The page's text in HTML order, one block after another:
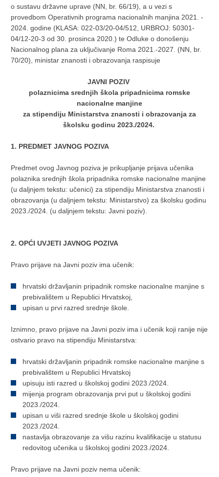
o sustavu državne uprave (NN, br. 66/19), a u vezi s
provedbom Operativnih programa nacionalnih manjina 2021. -
2024. godine (KLASA: 022-03/20-04/512, URBROJ: 50301-
04/12-20-3 od 30. prosinca 2020.) te Odluke o donošenju
Nacionalnog plana za uključivanje Roma 2021.-2027. (NN, br.
70/20), ministar znanosti i obrazovanja raspisuje
JAVNI POZIV
polaznicima srednjih škola pripadnicima romske
nacionalne manjine
za stipendiju Ministarstva znanosti i obrazovanja za
školsku godinu 2023./2024.
1. PREDMET JAVNOG POZIVA
Predmet ovog Javnog poziva je prikupljanje prijava učenika
polaznika srednjih škola pripadnika romske nacionalne manjine
(u daljnjem tekstu: učenici) za stipendiju Ministarstva znanosti i
obrazovanja (u daljnjem tekstu: Ministarstvo) za školsku godinu
2023./2024. (u daljnjem tekstu: Javni poziv).
2. OPĆI UVJETI JAVNOG POZIVA
Pravo prijave na Javni poziv ima učenik:
hrvatski državljanin pripadnik romske nacionalne manjine s
prebivalištem u Republici Hrvatskoj,
upisan u prvi razred srednje škole.
Iznimno, pravo prijave na Javni poziv ima i učenik koji ranije nije
ostvario pravo na stipendiju Ministarstva:
hrvatski državljanin pripadnik romske nacionalne manjine s
prebivalištem u Republici Hrvatskoj
upisuju isti razred u školskoj godini 2023./2024.
mijenja program obrazovanja prvi put u školskoj godini
2023./2024.
upisan u viši razred srednje škole u školskoj godini
2023./2024.
nastavlja obrazovanje za višu razinu kvalifikacije u statusu
redovitog učenika u školskoj godini 2023./2024.
Pravo prijave na Javni poziv nema učenik: